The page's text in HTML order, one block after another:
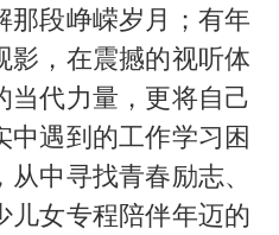
那段峥嵘岁月；有年
影，在震撼的视听体
当代力量，更将自己
中遇到的工作学习困
中寻找青春励志、
儿女专程陪伴年迈的